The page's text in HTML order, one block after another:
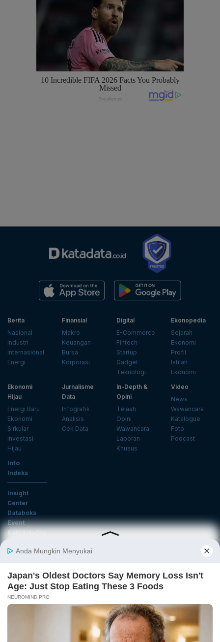
Berita
Nasional
Industri
Internasional
Energi
Finansial
Makro
Keuangan
Bursa
Korporasi
Digital
E-Commerce
Fintech
Startup
Gadget
Teknologi
Ekonopedia
Sejarah
Ekonomi
Profil
Istilah
Ekonomi
Ekonomi
Hijau
Energi Baru
Ekonomi
Sirkular
Investasi
Hijau
Jurnalisme
Data
Infografik
Analisis
Cek Data
In-Depth &
Opini
Telaah
Opini
Wawancara
Laporan
Khusus
Video
News
Wawancara
Katalogue
Foto
Podcast
Info
Indeks
Insight
Center
Databoks
Event
KatadataOto
Email
Daftar